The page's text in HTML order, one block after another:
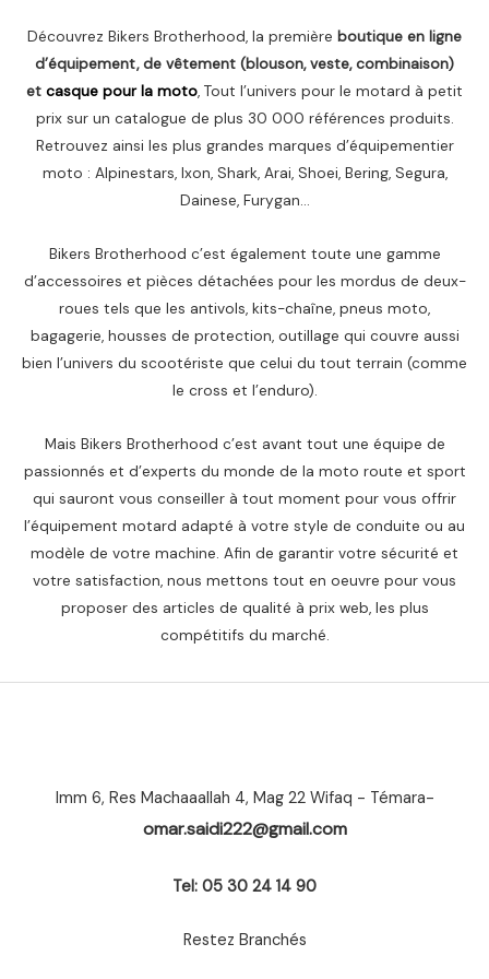
Découvrez Bikers Brotherhood, la première boutique en ligne
d’équipement, de vêtement (blouson, veste, combinaison)
et casque pour la moto, Tout l’univers pour le motard à petit
prix sur un catalogue de plus 30 000 références produits.
Retrouvez ainsi les plus grandes marques d’équipementier
moto : Alpinestars, Ixon, Shark, Arai, Shoei, Bering, Segura,
Dainese, Furygan…
Bikers Brotherhood c’est également toute une gamme
d’accessoires et pièces détachées pour les mordus de deux-
roues tels que les antivols, kits-chaîne, pneus moto,
bagagerie, housses de protection, outillage qui couvre aussi
bien l’univers du scootériste que celui du tout terrain (comme
le cross et l’enduro).
Mais Bikers Brotherhood c’est avant tout une équipe de
passionnés et d’experts du monde de la moto route et sport
qui sauront vous conseiller à tout moment pour vous offrir
l’équipement motard adapté à votre style de conduite ou au
modèle de votre machine. Afin de garantir votre sécurité et
votre satisfaction, nous mettons tout en oeuvre pour vous
proposer des articles de qualité à prix web, les plus
compétitifs du marché.
Imm 6, Res Machaaallah 4, Mag 22 Wifaq - Témara-
omar.saidi222@gmail.com
Tel: 05 30 24 14 90
Restez Branchés